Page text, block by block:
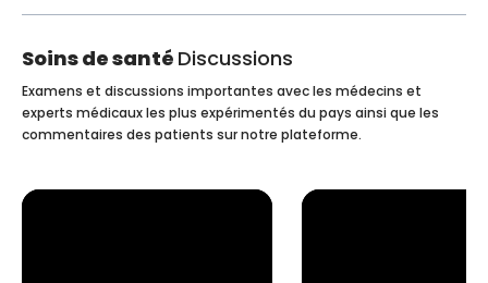
Soins de santé Discussions
Examens et discussions importantes avec les médecins et
experts médicaux les plus expérimentés du pays ainsi que les
commentaires des patients sur notre plateforme.